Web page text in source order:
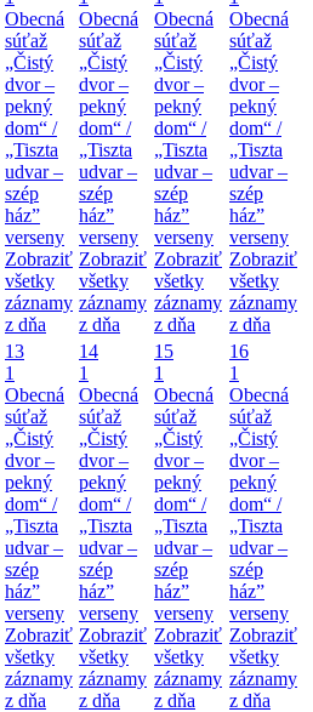
Obecná
súťaž
„Čistý
dvor –
pekný
dom“ /
„Tiszta
udvar –
szép
ház”
verseny
Zobraziť
všetky
záznamy
z dňa
Obecná
súťaž
„Čistý
dvor –
pekný
dom“ /
„Tiszta
udvar –
szép
ház”
verseny
Zobraziť
všetky
záznamy
z dňa
Obecná
súťaž
„Čistý
dvor –
pekný
dom“ /
„Tiszta
udvar –
szép
ház”
verseny
Zobraziť
všetky
záznamy
z dňa
Obecná
súťaž
„Čistý
dvor –
pekný
dom“ /
„Tiszta
udvar –
szép
ház”
verseny
Zobraziť
všetky
záznamy
z dňa
13
1
Obecná
súťaž
„Čistý
dvor –
pekný
dom“ /
„Tiszta
udvar –
szép
ház”
verseny
Zobraziť
všetky
záznamy
z dňa
14
1
Obecná
súťaž
„Čistý
dvor –
pekný
dom“ /
„Tiszta
udvar –
szép
ház”
verseny
Zobraziť
všetky
záznamy
z dňa
15
1
Obecná
súťaž
„Čistý
dvor –
pekný
dom“ /
„Tiszta
udvar –
szép
ház”
verseny
Zobraziť
všetky
záznamy
z dňa
16
1
Obecná
súťaž
„Čistý
dvor –
pekný
dom“ /
„Tiszta
udvar –
szép
ház”
verseny
Zobraziť
všetky
záznamy
z dňa